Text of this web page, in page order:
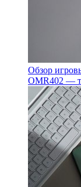
Обзор
OMR402 —